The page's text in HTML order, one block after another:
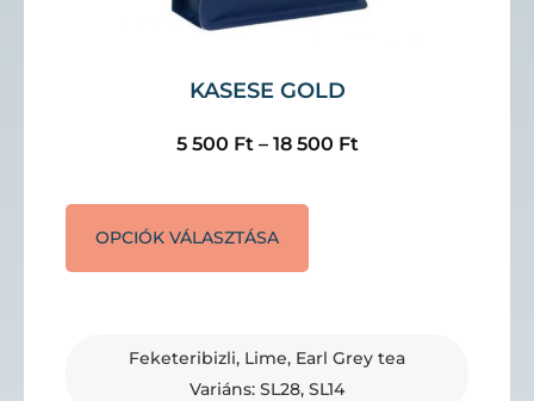
KASESE GOLD
5 500 Ft – 18 500 Ft
OPCIÓK VÁLASZTÁSA
Feketeribizli, Lime, Earl Grey tea
Variáns: SL28, SL14